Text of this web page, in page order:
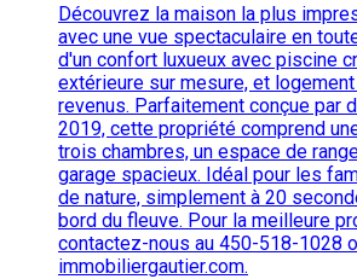
Découvrez la maison la plus
avec une vue spectaculaire en
d'un confort luxueux avec piscine
extérieure sur mesure, et
revenus. Parfaitement conçue par
2019, cette propriété comprend
trois chambres, un espace de
garage spacieux. Idéal pour les
de nature, simplement à 20
bord du fleuve. Pour la meilleure
contactez-nous au 450-518-1028
immobiliergautier.com.